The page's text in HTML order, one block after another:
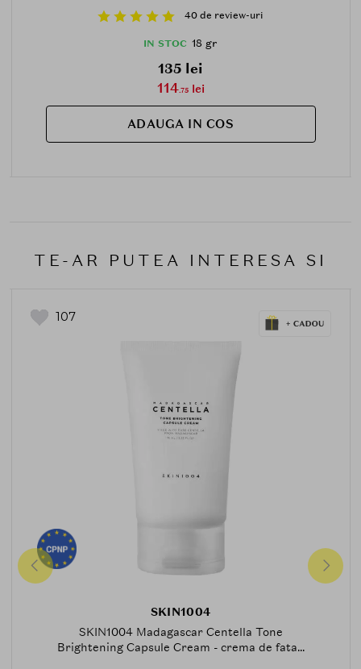
40 de review-uri
IN STOC 18 gr
135 lei
114.75lei
ADAUGA IN COS
TE-AR PUTEA INTERESA SI
107
SKIN1004
SKIN1004 Madagascar Centella Tone
Brightening Capsule Cream - crema de fata...